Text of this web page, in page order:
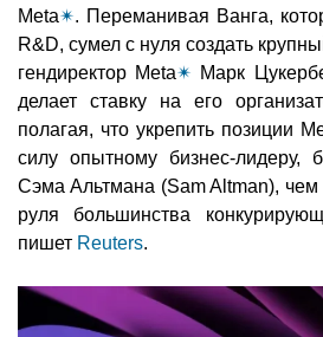
Meta✴. Переманивая Ванга,
R&D, сумел с нуля создать
гендиректор Meta✴ Марк
делает ставку на его
полагая, что укрепить позиции
силу опытному бизнес-лидеру,
Сэма Альтмана (Sam Altman),
руля большинства
пишет Reuters.